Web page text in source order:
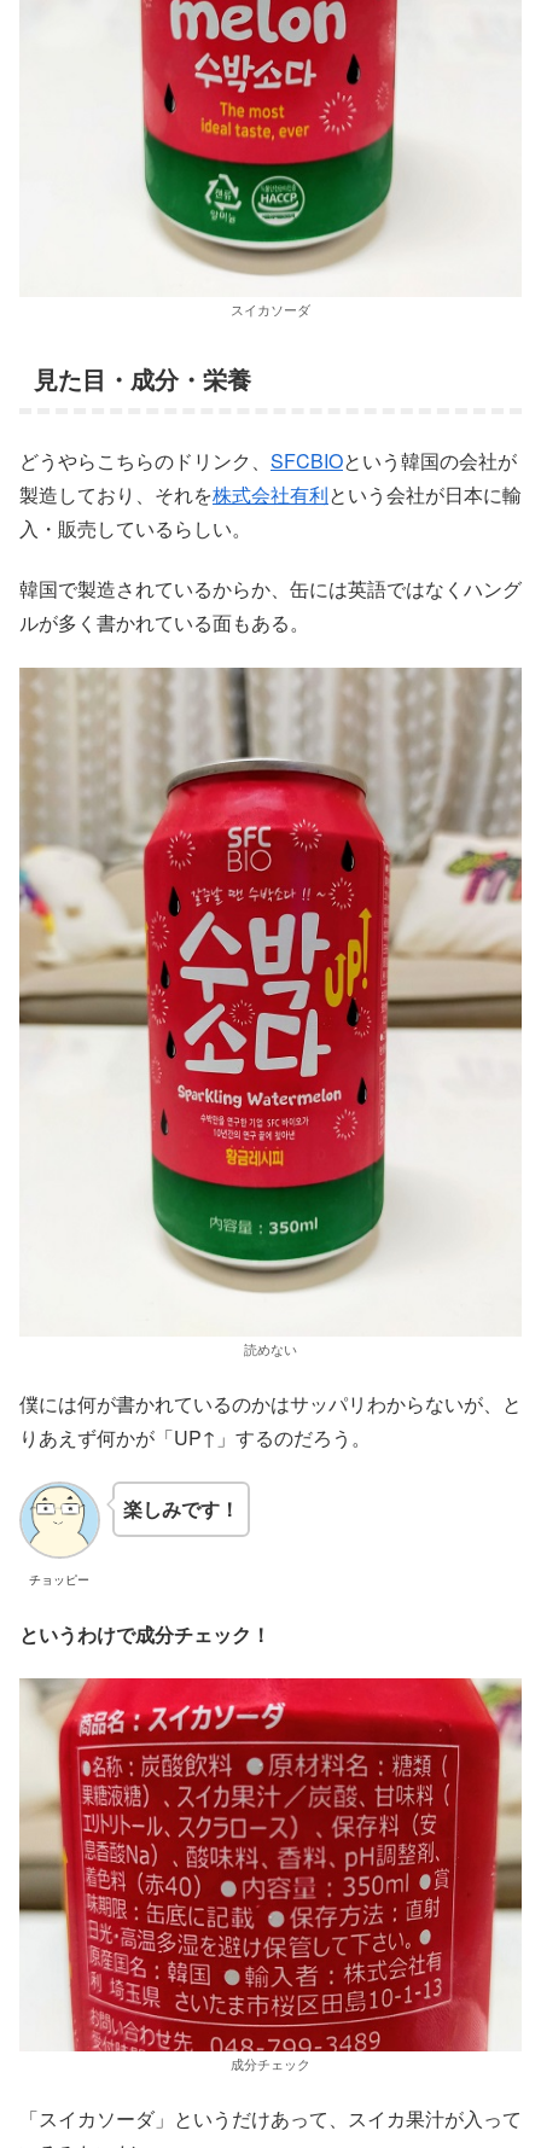
スイカソーダ
見た目・成分・栄養
どうやらこちらのドリンク、 SFCBIOという韓国の会社が
製造しており、それを株式会社有利という会社が日本に輸
入・販売しているらしい。
韓国で製造されているからか、缶には英語ではなくハング
ルが多く書かれている面もある。
読めない
僕には何が書かれているのかはサッパリわからないが、と
りあえず何かが「UP↑」するのだろう。
チョッピー
楽しみです！
というわけで成分チェック！
成分チェック
「スイカソーダ」というだけあって、スイカ果汁が入って